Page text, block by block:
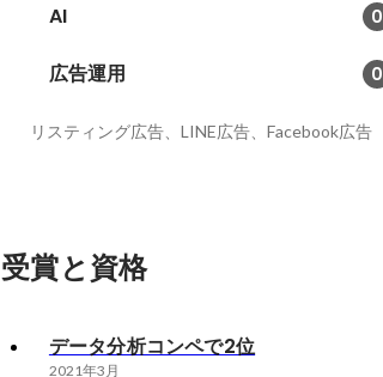
AI 0
広告運用 0
リスティング広告、LINE広告、Facebook広告
受賞と資格
データ分析コンペで2位
2021年3月